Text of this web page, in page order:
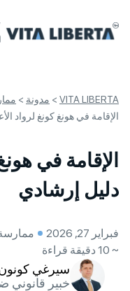
VITA LIBERTA
> مدونة>
الإقامة في هونغ كونغ لرواد
الإقامة في
دليل إرشادي
فبراير 27, 2026
~ 10 دقيقة قراءة
سيرغي كونون
خبير قانوني